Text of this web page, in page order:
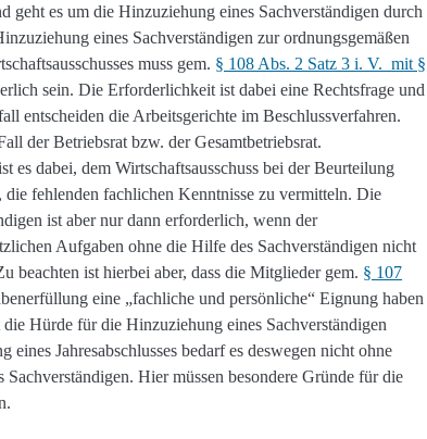
geht es um die Hinzuziehung eines Sachverständigen durch
eines Sachverständigen zur ordnungsgemäßen
muss gem. § 108 Abs. 2 Satz 3 i. V. mit §
sein. Die Erforderlichkeit ist dabei eine Rechtsfrage und
entscheiden die Arbeitsgerichte im Beschlussverfahren.
der Betriebsrat bzw. der Gesamtbetriebsrat.
es dabei, dem Wirtschaftsausschuss bei der Beurteilung
die fehlenden fachlichen Kenntnisse zu vermitteln. Die
ist aber nur dann erforderlich, wenn der
Aufgaben ohne die Hilfe des Sachverständigen nicht
beachten ist hierbei aber, dass die Mitglieder gem. § 107
eine „fachliche und persönliche“ Eignung haben
Hürde für die Hinzuziehung eines Sachverständigen
Jahresabschlusses bedarf es deswegen nicht ohne
Hier müssen besondere Gründe für die